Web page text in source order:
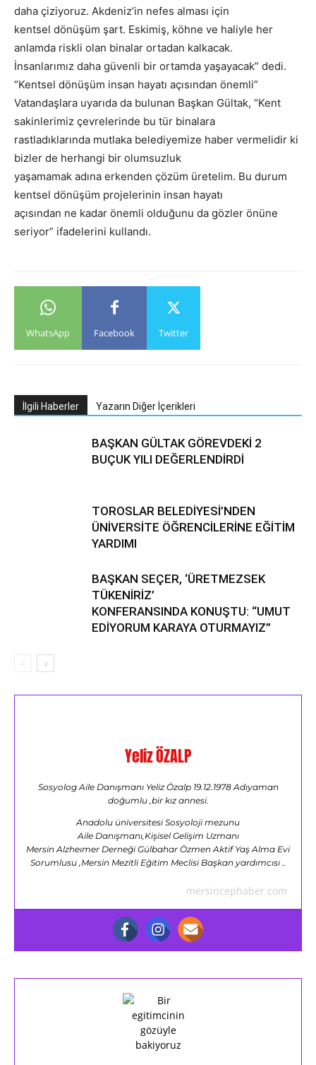
daha çiziyoruz. Akdeniz’in nefes alması için
kentsel dönüşüm şart. Eskimiş, köhne ve haliyle her
anlamda riskli olan binalar ortadan kalkacak.
İnsanlarımız daha güvenli bir ortamda yaşayacak” dedi.
“Kentsel dönüşüm insan hayatı açısından önemli”
Vatandaşlara uyarıda da bulunan Başkan Gültak, “Kent
sakinlerimiz çevrelerinde bu tür binalara
rastladıklarında mutlaka belediyemize haber vermelidir ki
bizler de herhangi bir olumsuzluk
yaşamamak adına erkenden çözüm üretelim. Bu durum
kentsel dönüşüm projelerinin insan hayatı
açısından ne kadar önemli olduğunu da gözler önüne
seriyor” ifadelerini kullandı.
WhatsApp Facebook Twitter
İlgili Haberler Yazarın Diğer İçerikleri
BAŞKAN GÜLTAK GÖREVDEKİ 2
BUÇUK YILI DEĞERLENDİRDİ
TOROSLAR BELEDİYESİ’NDEN
ÜNİVERSİTE ÖĞRENCİLERİNE EĞİTİM
YARDIMI
BAŞKAN SEÇER, ‘ÜRETMEZSEK
TÜKENİRİZ’
KONFERANSINDA KONUŞTU: “UMUT
EDİYORUM KARAYA OTURMAYIZ”
Yeliz ÖZALP
Sosyolog Aile Danışmanı Yeliz Özalp 19.12.1978 Adıyaman
doğumlu ,bir kız annesi.
Anadolu üniversitesi Sosyoloji mezunu
Aile Danışmanı,Kişisel Gelişim Uzmanı
Mersin Alzheımer Derneği Gülbahar Özmen Aktif Yaş Alma Evi
Sorumlusu ,Mersin Mezitli Eğitim Meclisi Başkan yardımcısı ..
mersincephaber.com